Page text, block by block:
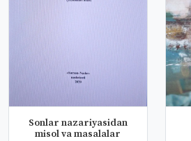
Sonlar nazariyasidan
misol va masalalar